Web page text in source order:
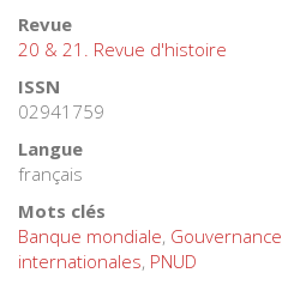
Revue
20 & 21. Revue d'histoire
ISSN
02941759
Langue
français
Mots clés
Banque mondiale, Gouvernance
internationales, PNUD